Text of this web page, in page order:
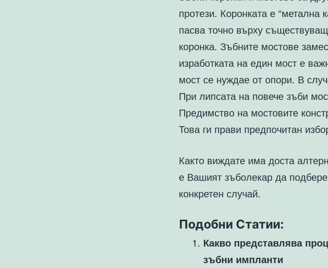
протези. Коронката е “метална
пасва точно върху
коронка. Зъбните мостове
изработката на един мост е
мост се нуждае от опори. В
При липсата на повече зъби
Предимство на мостовите
Това ги прави предпочитан
Както виждате има доста
е Вашият зъболекар да
конкретен случай.
Подобни Статии:
Какво представлява
зъбни импланти